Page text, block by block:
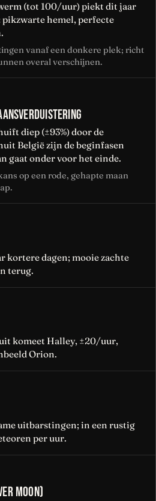
(tot 100/uur) piekt dit jaar
hemel, perfecte
vanaf een donkere plek; richt
overal verschijnen.
diep (±93%) door de
België zijn de beginfasen
gaat onder voor het einde.
op een rode, gehapte maan
kortere dagen; mooie zachte
terug.
komeet Halley, ±20/uur,
Orion.
uitbarstingen; in een rustig
per uur.
MOON)